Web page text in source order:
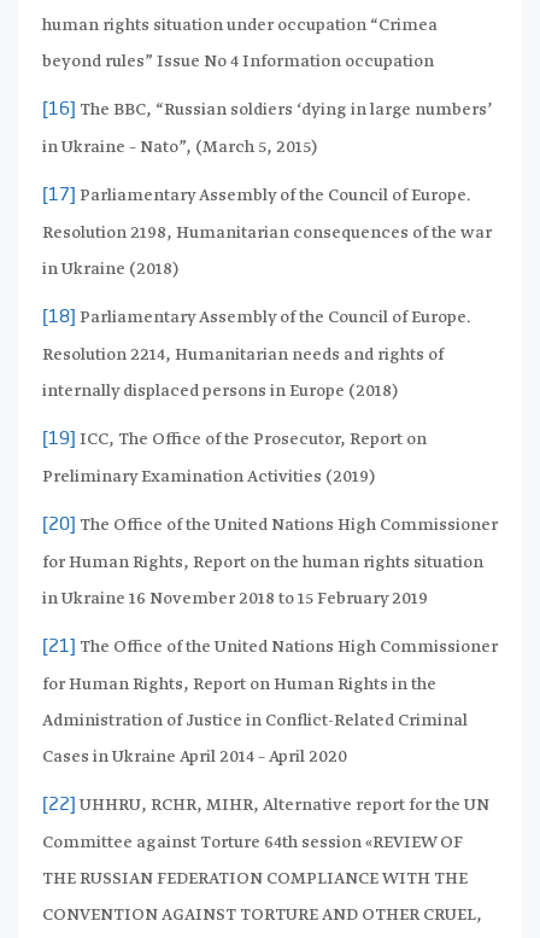
human rights situation under occupation “Crimea
beyond rules” Issue No 4 Information occupation
[16] The BBC, “Russian soldiers ‘dying in large numbers’
in Ukraine – Nato”, (March 5, 2015)
[17] Parliamentary Assembly of the Council of Europe.
Resolution 2198, Humanitarian consequences of the war
in Ukraine (2018)
[18] Parliamentary Assembly of the Council of Europe.
Resolution 2214, Humanitarian needs and rights of
internally displaced persons in Europe (2018)
[19] ICC, The Office of the Prosecutor, Report on
Preliminary Examination Activities (2019)
[20] The Office of the United Nations High Commissioner
for Human Rights, Report on the human rights situation
in Ukraine 16 November 2018 to 15 February 2019
[21]
The Office of the United Nations High Commissioner
for Human Rights, Report on Human Rights in the
Administration of Justice in Conflict-Related Criminal
Cases in Ukraine April 2014 – April 2020
[22] UHHRU, RCHR, MIHR, Alternative report for the UN
Committee against Torture 64th session «REVIEW OF
THE RUSSIAN FEDERATION COMPLIANCE WITH THE
CONVENTION AGAINST TORTURE AND OTHER CRUEL,